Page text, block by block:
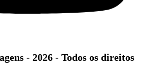
- 2026 - Todos os direitos